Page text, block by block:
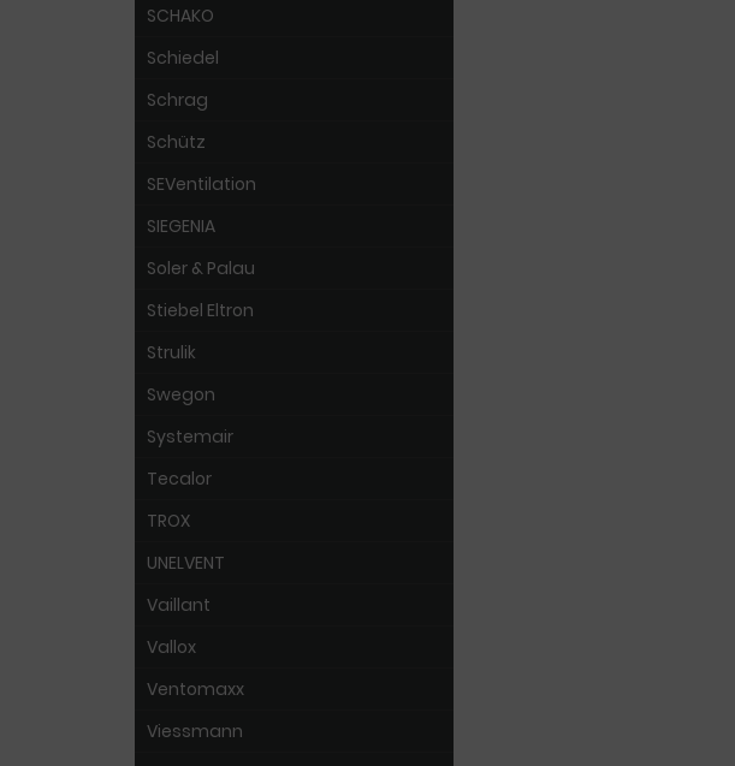
SCHAKO
Schiedel
Schrag
Schütz
SEVentilation
SIEGENIA
Soler & Palau
Stiebel Eltron
Strulik
Swegon
Systemair
Tecalor
TROX
UNELVENT
Vaillant
Vallox
Ventomaxx
Viessmann